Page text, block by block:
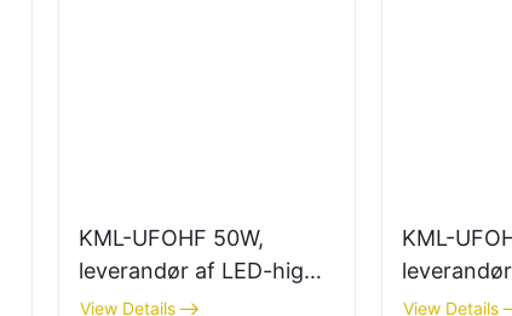
KML-UFOHF 50W,
leverandør af LED-high
bay-lys til industrianlæg,
View Details
KML-
bay-lys til
View Details